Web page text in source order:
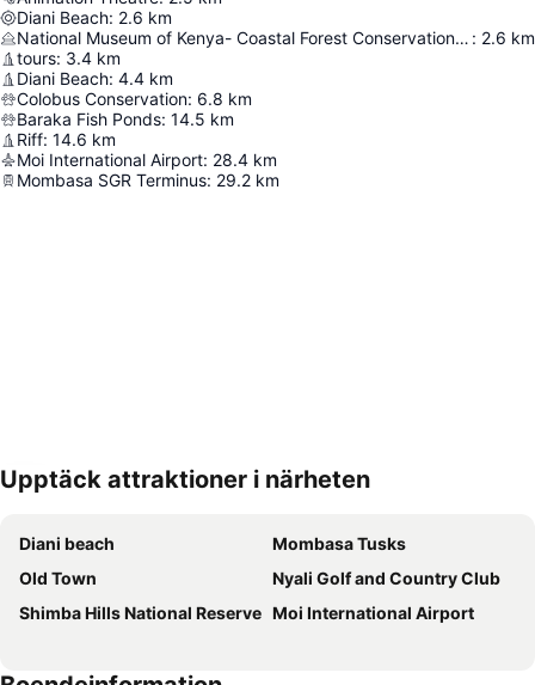
Diani Beach: 2.6 km
National Museum of Kenya- Coastal Forest Conservation Unit : 2.6 km
tours: 3.4 km
Diani Beach: 4.4 km
Colobus Conservation: 6.8 km
Baraka Fish Ponds: 14.5 km
Riff: 14.6 km
Moi International Airport: 28.4 km
Mombasa SGR Terminus: 29.2 km
Förstora kartan
Upptäck attraktioner i närheten
Diani beach
Mombasa Tusks
Old Town
Nyali Golf and Country Club
Shimba Hills National Reserve Moi International Airport